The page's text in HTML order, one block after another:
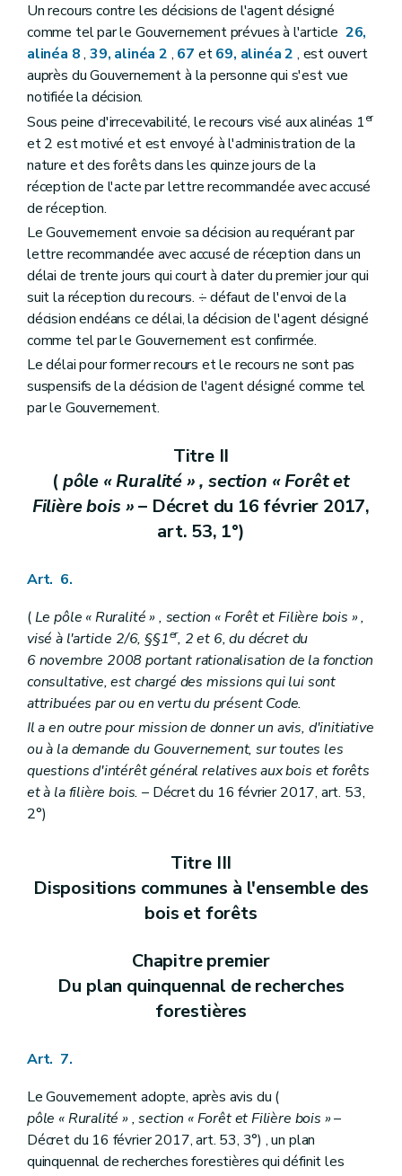
Un recours contre les décisions de l'agent désigné
comme tel par le Gouvernement prévues à l'article 26,
alinéa 8,39, alinéa 2 , 67 et69, alinéa 2 , est ouvert
auprès du Gouvernement à la personne qui s'est vue
notifiée la décision.
Sous peine d'irrecevabilité, le recours visé aux alinéas 1er
et 2 est motivé et est envoyé à l'administration de la
nature et des forêts dans les quinze jours de la
réception de l'acte par lettre recommandée avec accusé
de réception.
Le Gouvernement envoie sa décision au requérant par
lettre recommandée avec accusé de réception dans un
délai de trente jours qui court à dater du premier jour qui
suit la réception du recours. ÷ défaut de l'envoi de la
décision endéans ce délai, la décision de l'agent désigné
comme tel par le Gouvernement est confirmée.
Le délai pour former recours et le recours ne sont pas
suspensifs de la décision de l'agent désigné comme tel
par le Gouvernement.
Titre II
(pôle « Ruralité » , section « Forêt et
Filière bois »– Décret du 16 février 2017,
art. 53, 1°)
Art. 6.
(Le pôle « Ruralité » , section « Forêt et Filière bois » ,
visé à l'article 2/6, §§1er, 2 et 6, du décret du
6 novembre 2008 portant rationalisation de la fonction
consultative, est chargé des missions qui lui sont
attribuées par ou en vertu du présent Code.
Il a en outre pour mission de donner un avis, d'initiative
ou à la demande du Gouvernement, sur toutes les
questions d'intérêt général relatives aux bois et forêts
et à la filière bois. – Décret du 16 février 2017, art. 53,
2°)
Titre III
Dispositions communes à l'ensemble des
bois et forêts
Chapitre premier
Du plan quinquennal de recherches
forestières
Art. 7.
Le Gouvernement adopte, après avis du (
pôle « Ruralité » , section « Forêt et Filière bois »–
Décret du 16 février 2017, art. 53, 3°) , un plan
quinquennal de recherches forestières qui définit les